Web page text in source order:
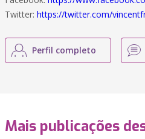
Twitter: https://twitter.com/
Perfil completo
Mais publicações